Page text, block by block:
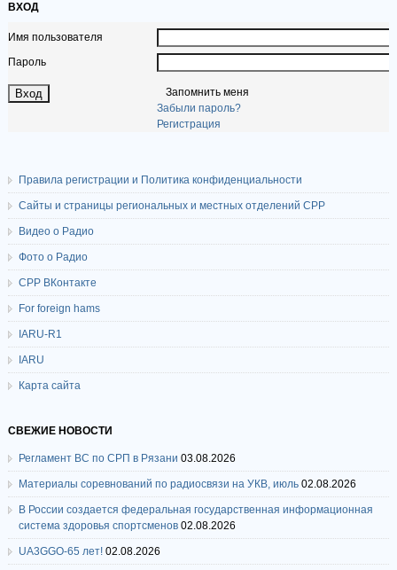
ВХОД
Имя пользователя
Пароль
Запомнить меня
Забыли пароль?
Регистрация
Правила регистрации и Политика конфиденциальности
Сайты и страницы региональных и местных отделений СРР
Видео о Радио
Фото о Радио
СРР ВКонтакте
For foreign hams
IARU-R1
IARU
Карта сайта
СВЕЖИЕ НОВОСТИ
Регламент ВС по СРП в Рязани 03.08.2026
Материалы соревнований по радиосвязи на УКВ, июль 02.08.2026
В России создается федеральная государственная информационная
система здоровья спортсменов 02.08.2026
UA3GGO-65 лет! 02.08.2026